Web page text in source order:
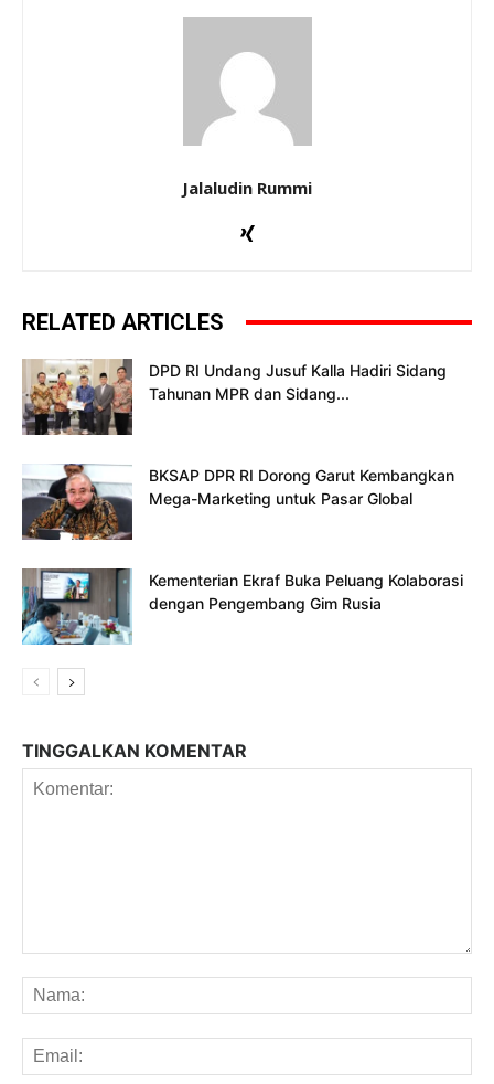
Jalaludin Rummi
RELATED ARTICLES
DPD RI Undang Jusuf Kalla Hadiri Sidang
Tahunan MPR dan Sidang...
BKSAP DPR RI Dorong Garut Kembangkan
Mega-Marketing untuk Pasar Global
Kementerian Ekraf Buka Peluang Kolaborasi
dengan Pengembang Gim Rusia
TINGGALKAN KOMENTAR